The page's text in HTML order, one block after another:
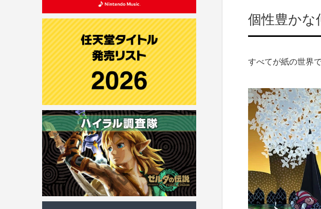
個性豊かな
すべてが紙の世界